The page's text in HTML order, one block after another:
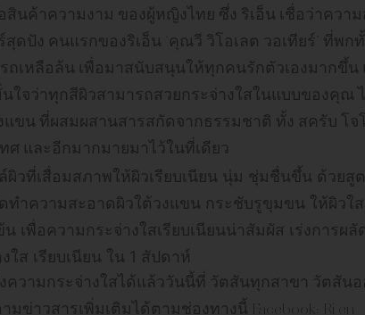
นค้าความงาม ของผู้หญิงไทย ซึ่ง ริเอ็น เชื่อว่าความ
ดปัง คนแรกของริเอ็น “คุณวี วิโอเลต วอเทียร์” ที่พ
เหลือล้น เพื่อมาสนับสนุนให้ทุกคนรักตัวเองมากขึ้น
ใจว่าทุกสีผิวสามารถสวยกระจ่างใสในแบบของคุณ
น ที่ผสมผสานสารสกัดจากธรรมชาติ ทั้ง สครับ โจโ
ศ และอีกมากมายมาไว้ในที่เดียว
ผิวที่เสื่อมสภาพให้ผิวเรียบเนียน นุ่ม ชุ่มชื่นขึ้น ด้วยสู
ดทำความสะอาดผิวใต้วงแขน กระชับรูขุมขน ให้ผิวใ
เพื่อความกระจ่างใสเรียบเนียนน่าสัมผัส เร่งการ
ใส เรียบเนียน ใน 1 สัปดาห์
วามกระจ่างใสได้แล้ววันนี้ที่ วัตสันทุกสาขา วัตสันออ
าวสารเพิ่มเติมได้ตามช่องทางนี้ Facebook: Ri en – ริ